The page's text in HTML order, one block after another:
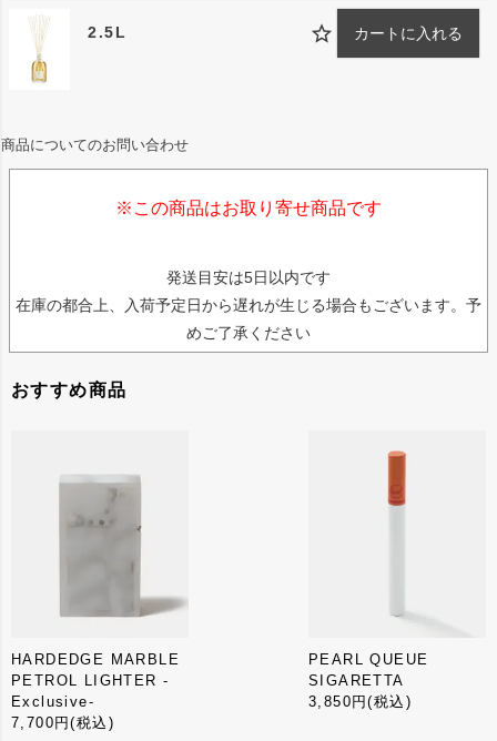
2.5L カートに入れる
商品についてのお問い合わせ
※この商品はお取り寄せ商品です
発送目安は5日以内です
在庫の都合上、入荷予定日から遅れが生じる場合もございます。予
めご了承ください
おすすめ商品
HARDEDGE MARBLE
PETROL LIGHTER -
Exclusive-
7,700円(税込)
PEARL QUEUE
SIGARETTA
3,850円(税込)